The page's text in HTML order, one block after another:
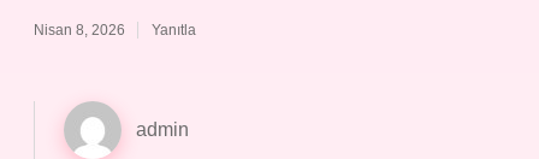
Nisan 8, 2026 Yanıtla
admin